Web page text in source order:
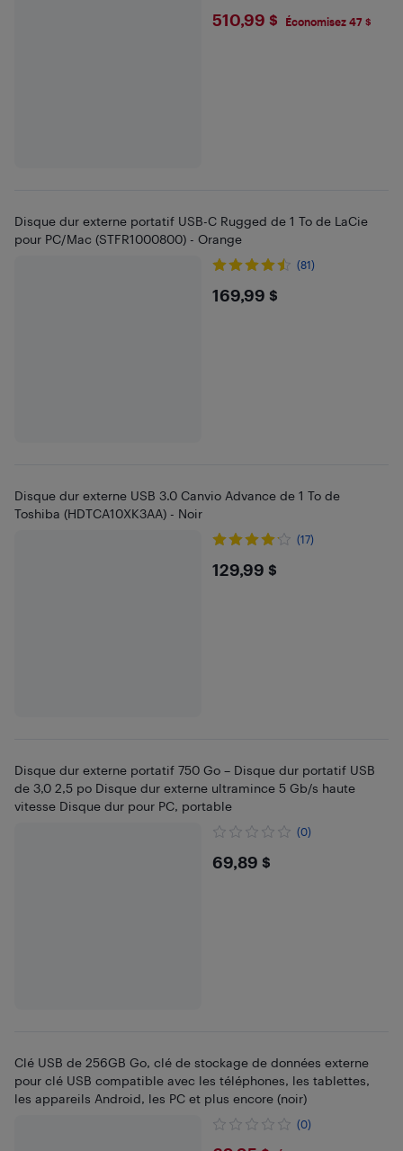
$510.99
510,99 $ Économisez 47 $
Disque dur externe portatif USB-C Rugged de 1 To de LaCie
pour PC/Mac (STFR1000800) - Orange
(81)
$169.99
169,99 $
Disque dur externe USB 3.0 Canvio Advance de 1 To de
Toshiba (HDTCA10XK3AA) - Noir
(17)
$129.99
129,99 $
Disque dur externe portatif 750 Go – Disque dur portatif USB
de 3,0 2,5 po Disque dur externe ultramince 5 Gb/s haute
vitesse ​​Disque dur pour PC, portable
(0)
$69.89
69,89 $
Clé USB de 256GB Go, clé de stockage de données externe
pour clé USB compatible avec les téléphones, les tablettes,
les appareils Android, les PC et plus encore (noir)
(0)